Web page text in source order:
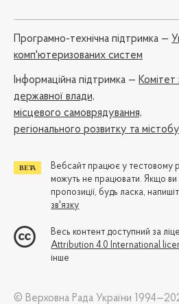
Програмно-технічна підтримка —
комп'ютеризованих систем
Iнформаційна підтримка — Комітет
державної влади,
місцевого самоврядування,
регіонального розвитку та
Вебсайт працює у тестовому
можуть не працювати. Якщо
пропозиції, будь ласка,
зв'язку
Весь контент доступний за
Attribution 4.0 International
інше
© Верховна Рада України